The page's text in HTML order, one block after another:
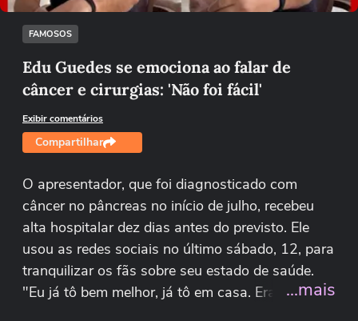
FAMOSOS
Edu Guedes se emociona ao falar de
câncer e cirurgias: 'Não foi fácil'
Exibir comentários
Compartilhar
O apresentador, que foi diagnosticado com
câncer no pâncreas no início de julho, recebeu
alta hospitalar dez dias antes do previsto. Ele
usou as redes sociais no último sábado, 12, para
tranquilizar os fãs sobre seu estado de saúde.
"Eu já tô bem melhor, já tô em casa. Era para eu
...mais